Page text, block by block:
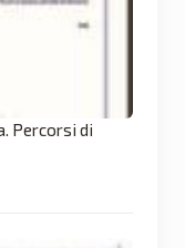
Percorsi di